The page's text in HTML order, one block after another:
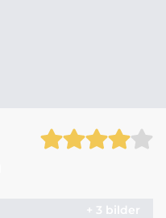
+ 3 bilder